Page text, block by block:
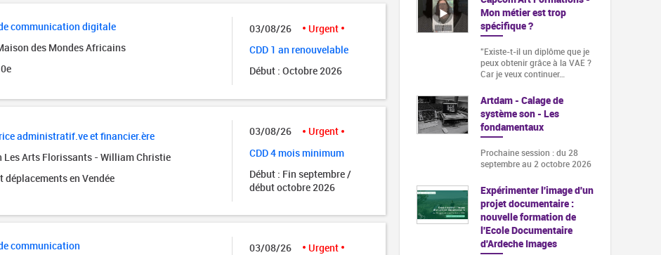
communication digitale
des Mondes Africains
03/08/26
Urgent
CDD 1 an renouvelable
Début : Octobre 2026
administratif.ve et financier.ère
Les Arts Florissants - William Christie
déplacements en Vendée
03/08/26
Urgent
CDD 4 mois minimum
Début : Fin septembre /
début octobre 2026
communication
03/08/26
Urgent
Mon métier est trop
spécifique ?
"Existe-t-il un diplôme que je
peux obtenir grâce à la VAE ?
Car je veux continuer…
Artdam - Calage de
système son - Les
fondamentaux
Prochaine session : du 28
septembre au 2 octobre 2026
Expérimenter l'image d'un
projet documentaire :
nouvelle formation de
l'Ecole Documentaire
d'Ardeche Images